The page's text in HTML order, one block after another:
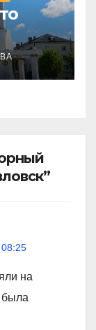
на
была